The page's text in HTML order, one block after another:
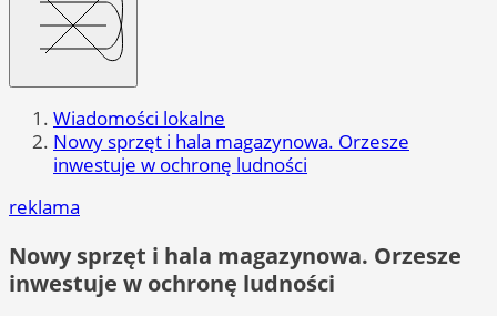
Wiadomości lokalne
Nowy sprzęt i hala magazynowa. Orzesze
inwestuje w ochronę ludności
reklama
Nowy sprzęt i hala magazynowa. Orzesze
inwestuje w ochronę ludności